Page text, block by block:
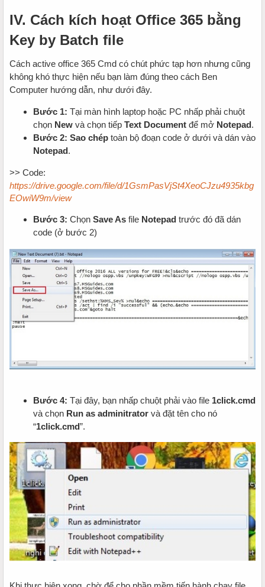
IV. Cách kích hoạt Office 365 bằng
Key by Batch file
Cách active office 365 Cmd có chút phức tạp hơn nhưng cũng
không khó thực hiện nếu bạn làm đúng theo cách Ben
Computer hướng dẫn, như dưới đây.
Bước 1: Tại màn hình laptop hoặc PC nhấp phải chuột
chọn New và chọn tiếp Text Document để mở Notepad.
Bước 2: Sao chép toàn bộ đoạn code ở dưới và dán vào
Notepad.
>> Code:
https://drive.google.com/file/d/1GsmPasVjSt4XeoCJzu4935kbg
EOwiW9m/view
Bước 3: Chọn Save As file Notepad trước đó đã dán
code (ở bước 2)
Bước 4: Tại đây, bạn nhấp chuột phải vào file 1click.cmd
và chọn Run as adminitrator và đặt tên cho nó
“1click.cmd”.